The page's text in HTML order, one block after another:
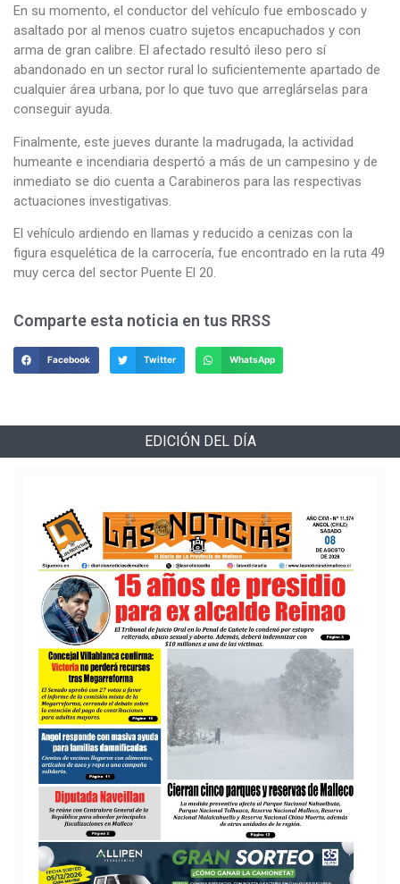
En su momento, el conductor del vehículo fue emboscado y
asaltado por al menos cuatro sujetos encapuchados y con
arma de gran calibre. El afectado resultó ileso pero sí
abandonado en un sector rural lo suficientemente apartado de
cualquier área urbana, por lo que tuvo que arreglárselas para
conseguir ayuda.
Finalmente, este jueves durante la madrugada, la actividad
humeante e incendiaria despertó a más de un campesino y de
inmediato se dio cuenta a Carabineros para las respectivas
actuaciones investigativas.
El vehículo ardiendo en llamas y reducido a cenizas con la
figura esquelética de la carrocería, fue encontrado en la ruta 49
muy cerca del sector Puente El 20.
Comparte esta noticia en tus RRSS
Facebook Twitter WhatsApp
EDICIÓN DEL DÍA